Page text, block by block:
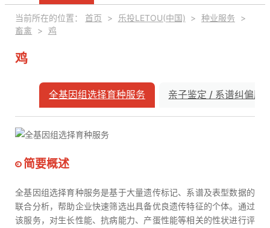
SEED INDUSTRY
当前所在的位置： 首页 > 乐投LETOU(中国) > 种业服务
>
畜禽
> 鸡
鸡
全基因组选择育种服务 亲子鉴定 / 系谱纠偏服
简要概述
全基因组选择育种服务是基于大量遗传标记、系谱及表型数据的
联合分析，帮助企业快速筛选出具备优良遗传特征的个体。通过
该服务，对生长性能、抗病能力、产蛋性能等相关的性状进行评